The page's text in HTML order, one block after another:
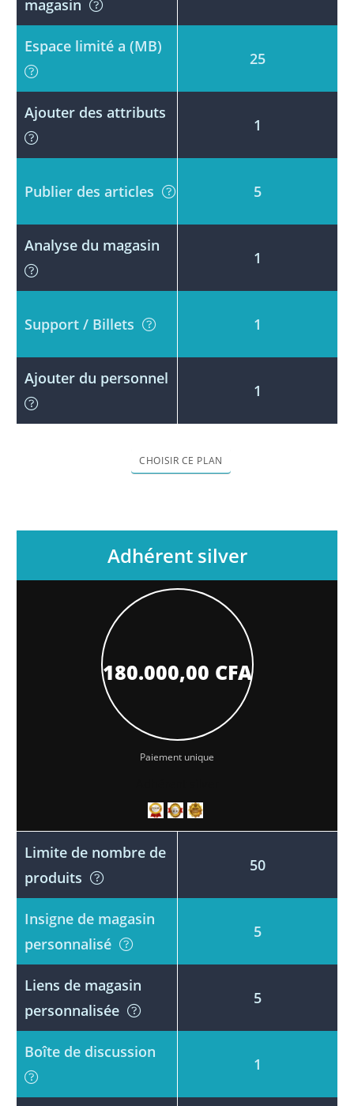
magasin
Espace limité a (MB)
Ajouter des attributs
Publier des articles
Analyse du magasin
Support / Billets
Ajouter du personnel
25
1
5
1
1
1
Adhérent silver
180.000,00 CFA
Paiement unique
Limite de nombre de
produits
Insigne de magasin
personnalisé
Liens de magasin
personnalisée
Boîte de discussion
50
5
5
1